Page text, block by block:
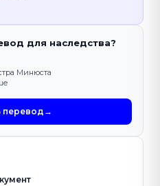
для наследства?
Минюста
перевод→